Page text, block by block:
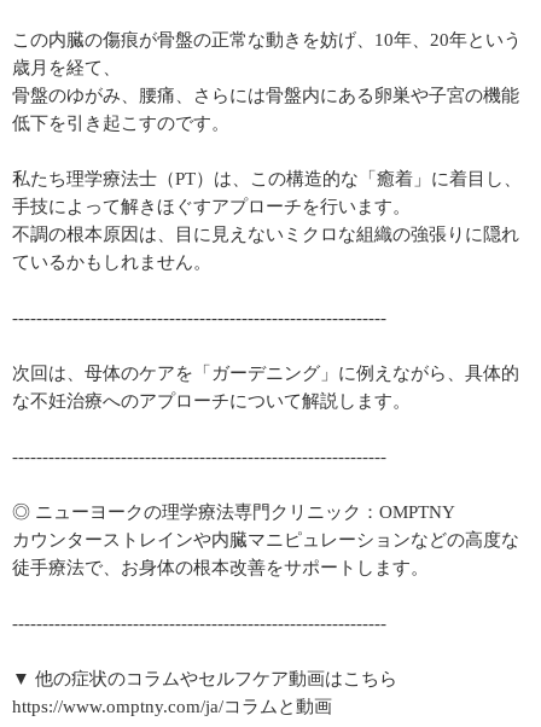
この内臓の傷痕が骨盤の正常な動きを妨げ、10年、20年という
歳月を経て、
骨盤のゆがみ、腰痛、さらには骨盤内にある卵巣や子宮の機能
低下を引き起こすのです。
私たち理学療法士（PT）は、この構造的な「癒着」に着目し、
手技によって解きほぐすアプローチを行います。
不調の根本原因は、目に見えないミクロな組織の強張りに隠れ
ているかもしれません。
--------------------------------------------------------------
次回は、母体のケアを「ガーデニング」に例えながら、具体的
な不妊治療へのアプローチについて解説します。
--------------------------------------------------------------
◎ ニューヨークの理学療法専門クリニック：OMPTNY
カウンターストレインや内臓マニピュレーションなどの高度な
徒手療法で、お身体の根本改善をサポートします。
--------------------------------------------------------------
▼ 他の症状のコラムやセルフケア動画はこちら
https://www.omptny.com/ja/コラムと動画